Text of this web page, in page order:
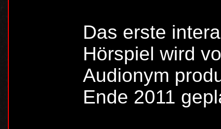
Das erste
Hörspiel wird
Audionym
Ende 2011